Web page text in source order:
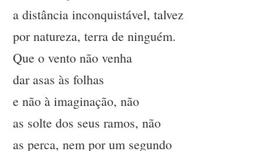
a distância inconquistável, talvez
por natureza, terra de ninguém.
Que o vento não venha
dar asas às folhas
e não à imaginação, não
as solte dos seus ramos, não
as perca, nem por um segundo